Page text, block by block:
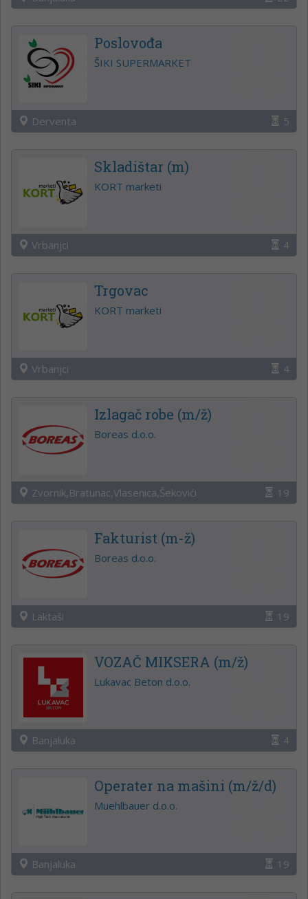
Poslovođa
ŠIKI SUPERMARKET
Derventa 5
Skladištar (m)
KORT marketi
Vrbanjci 4
Trgovac
KORT marketi
Vrbanjci 4
Izlagač robe (m/ž)
Boreas d.o.o.
Zvornik,Bratunac,Vlasenica,Šekovići 19
Fakturist (m-ž)
Boreas d.o.o.
Laktaši 19
VOZAČ MIKSERA (m/ž)
Lukavac Beton d.o.o.
Banjaluka 4
Operater na mašini (m/ž/d)
Muehlbauer d.o.o.
Banjaluka 19